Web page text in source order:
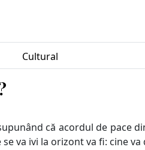
Cultural
că acordul de pace
se va ivi la orizont va fi: cine